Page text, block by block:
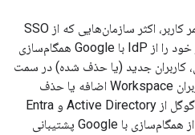
برای ساده‌سازی مدیریت چرخه عمر کاربر، اکثر سازمان‌هایی که از SSO
استفاده می‌کنند، دایرکتوری کاربر خود را از IdP با Google همگام‌سازی
کاربران جدید (یا حذف شده) در سمت
IdP به طور خودکار به عنوان کاربران Workspace اضافه یا حذف
گوگل از Active Directory و Entra
ID پشتیبانی می‌کند. اکثر IdPها از همگام‌سازی با Google پشتیبانی